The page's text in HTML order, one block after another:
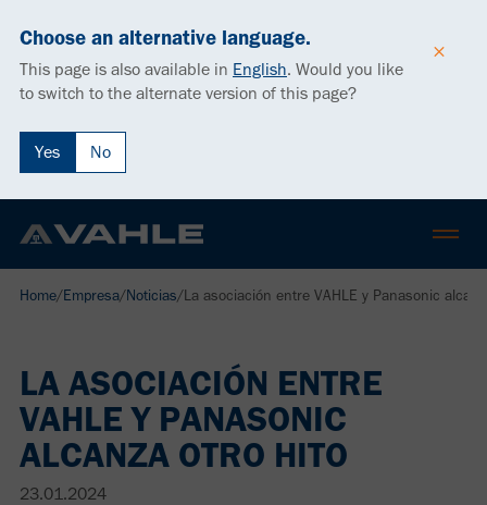
Choose an alternative language.
This page is also available in English. Would you like
to switch to the alternate version of this page?
Yes No
Home/Empresa/Noticias/La asociación entre VAHLE y Panasonic
LA ASOCIACIÓN ENTRE
VAHLE Y PANASONIC
ALCANZA OTRO HITO
23.01.2024